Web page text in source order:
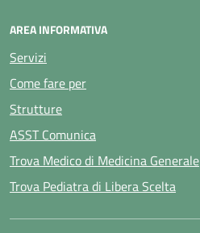
AREA INFORMATIVA
Servizi
Come fare per
Strutture
ASST Comunica
Trova Medico di Medicina Generale
Trova Pediatra di Libera Scelta